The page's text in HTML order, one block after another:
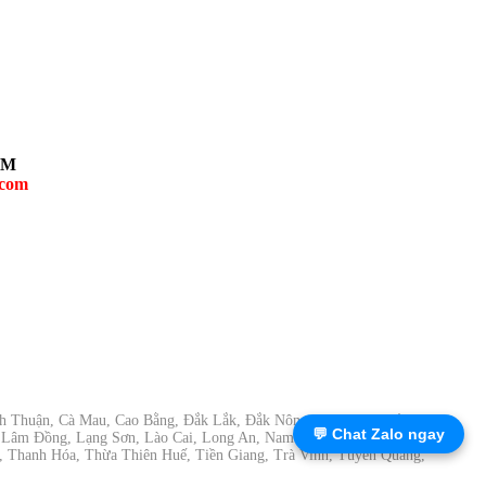
Cà Mau, Cao Bằng, Đắk Lắk, Đắk Nông, Điện Biên, Đồng
Đồng, Lạng Sơn, Lào Cai, Long An, Nam Định, Nghệ An, Ninh
Hóa, Thừa Thiên Huế, Tiền Giang, Trà Vinh, Tuyên Quang,
💬 Chat Zalo ngay